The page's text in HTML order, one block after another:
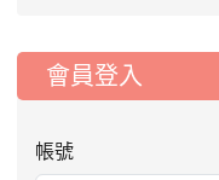
::: 會員登入
帳號